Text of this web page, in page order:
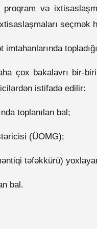
və
seçmək
çox bakalavrı bir-
istifadə edilir:
toplanılan bal;
(ÜOMG);
təfəkkürü)
bal.